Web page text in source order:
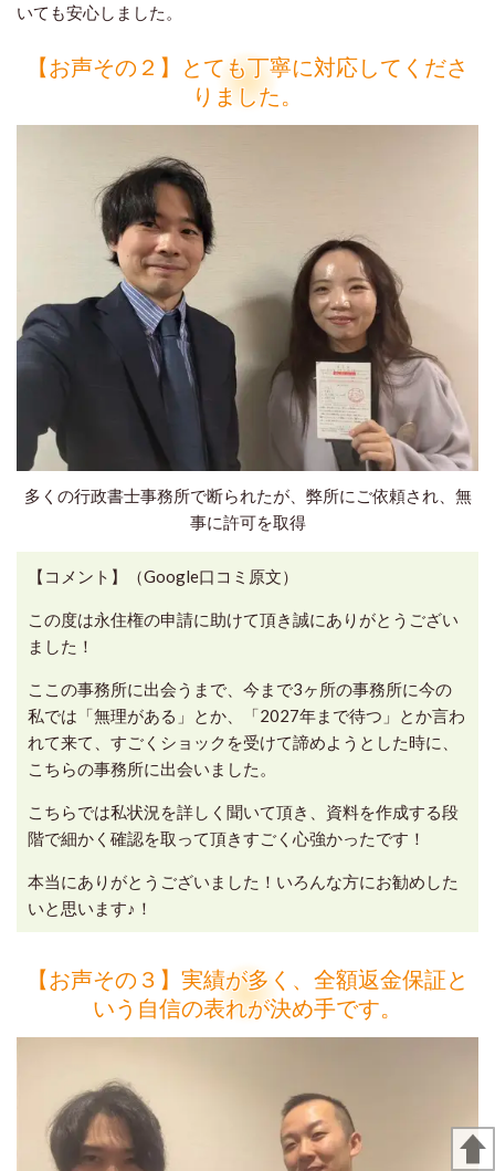
いても安心しました。
【お声その２】とても丁寧に対応してくださ
りました。
多くの行政書士事務所で断られたが、弊所にご依頼され、無
事に許可を取得
【コメント】（Google口コミ原文）
この度は永住権の申請に助けて頂き誠にありがとうござい
ました！
ここの事務所に出会うまで、今まで3ヶ所の事務所に今の
私では「無理がある」とか、「2027年まで待つ」とか言わ
れて来て、すごくショックを受けて諦めようとした時に、
こちらの事務所に出会いました。
こちらでは私状況を詳しく聞いて頂き、資料を作成する段
階で細かく確認を取って頂きすごく心強かったです！
本当にありがとうございました！いろんな方にお勧めした
いと思います♪！
【お声その３】実績が多く、全額返金保証と
いう自信の表れが決め手です。